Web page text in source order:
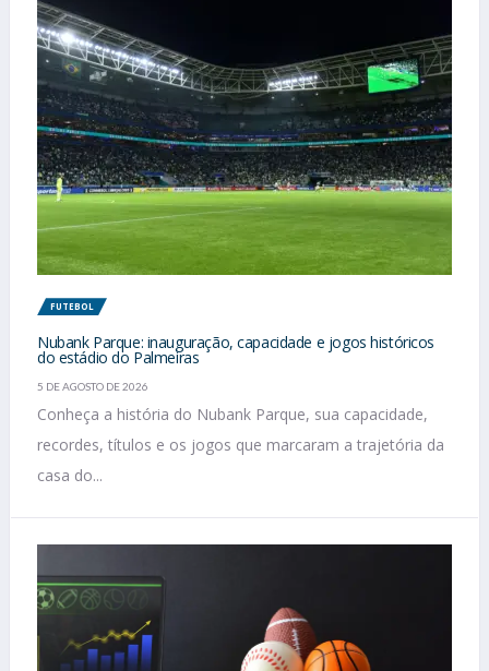
FUTEBOL
Nubank Parque: inauguração, capacidade e jogos históricos
do estádio do Palmeiras
5 DE AGOSTO DE 2026
Conheça a história do Nubank Parque, sua capacidade,
recordes, títulos e os jogos que marcaram a trajetória da
casa do...